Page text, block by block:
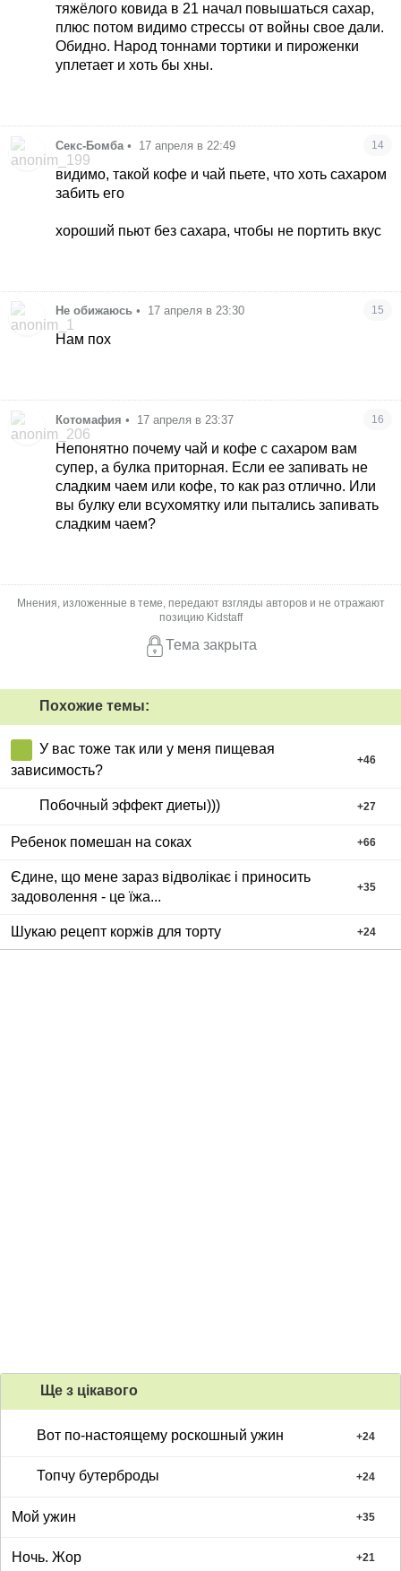
тяжёлого ковида в 21 начал повышаться сахар,
плюс потом видимо стрессы от войны свое дали.
Обидно. Народ тоннами тортики и пироженки
уплетает и хоть бы хны.
Секс-Бомба • 17 апреля в 22:49 14
видимо, такой кофе и чай пьете, что хоть сахаром
забить его
хороший пьют без сахара, чтобы не портить вкус
Не обижаюсь • 17 апреля в 23:30 15
Нам пох
Котомафия • 17 апреля в 23:37 16
Непонятно почему чай и кофе с сахаром вам
супер, а булка приторная. Если ее запивать не
сладким чаем или кофе, то как раз отлично. Или
вы булку ели всухомятку или пытались запивать
сладким чаем?
Мнения, изложенные в теме, передают взгляды авторов и не отражают
позицию Kidstaff
Тема закрыта
Похожие темы:
У вас тоже так или у меня пищевая
зависимость?
+46
Побочный эффект диеты))) +27
Ребенок помешан на соках +66
Єдине, що мене зараз відволікає і приносить
задоволення - це їжа...
+35
Шукаю рецепт коржів для торту +24
Ще з цiкавого
Вот по-настоящему роскошный ужин +24
Топчу бутерброды +24
Мой ужин +35
Ночь. Жор +21